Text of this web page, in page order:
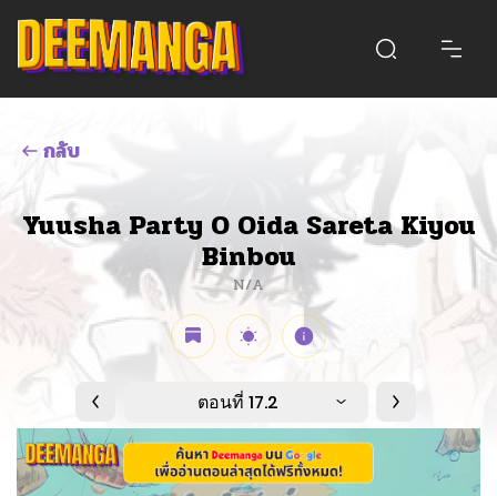
กลับ
Yuusha Party O Oida Sareta Kiyou
Binbou
N/A
ตอนที่ 17.2